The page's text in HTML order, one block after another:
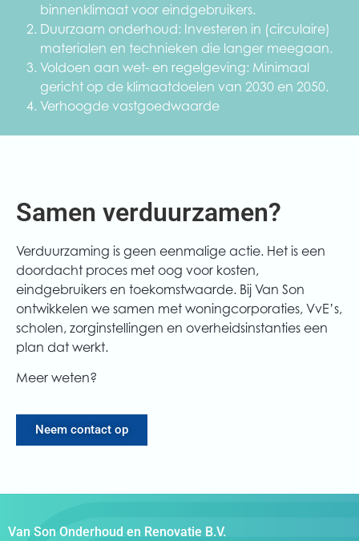
binnenklimaat voor eindgebruikers.
Duurzaam onderhoud: Investeren in (circulaire)
materialen en technieken die langer meegaan.
Voldoen aan wet- en regelgeving: Minimaal
gericht op de klimaatdoelen van 2030 en 2050.
Verhoogde vastgoedwaarde
Samen verduurzamen?
Verduurzaming is geen eenmalige actie. Het is een
doordacht proces met oog voor kosten,
eindgebruikers en toekomstwaarde. Bij Van Son
ontwikkelen we samen met woningcorporaties, VvE’s,
scholen, zorginstellingen en overheidsinstanties een
plan dat werkt.
Meer weten?
Neem contact op
Van Son Onderhoud en Renovatie B.V.